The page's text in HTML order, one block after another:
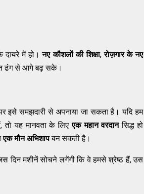
दायरे में हो।नए कौशलों की शिक्षा,रोज़गार के नए
ढंग से आगे बढ़ सके।
इसे समझदारी से अपनाया जा सकता है। यदि हम
तो यह मानवता के लिएएक महान वरदानसिद्ध हो
एक मौन अभिशापबन सकती है।
दिन मशीनें सोचने लगेंगी कि वे हमसे श्रेष्ठ हैं, उस